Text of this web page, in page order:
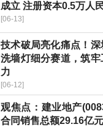
成立 注册资本0.5万人
[06-13]
技术破局亮化痛点！
洗墙灯细分赛道，筑
力
[06-12]
观焦点：建业地产
合同销售总额29.16亿